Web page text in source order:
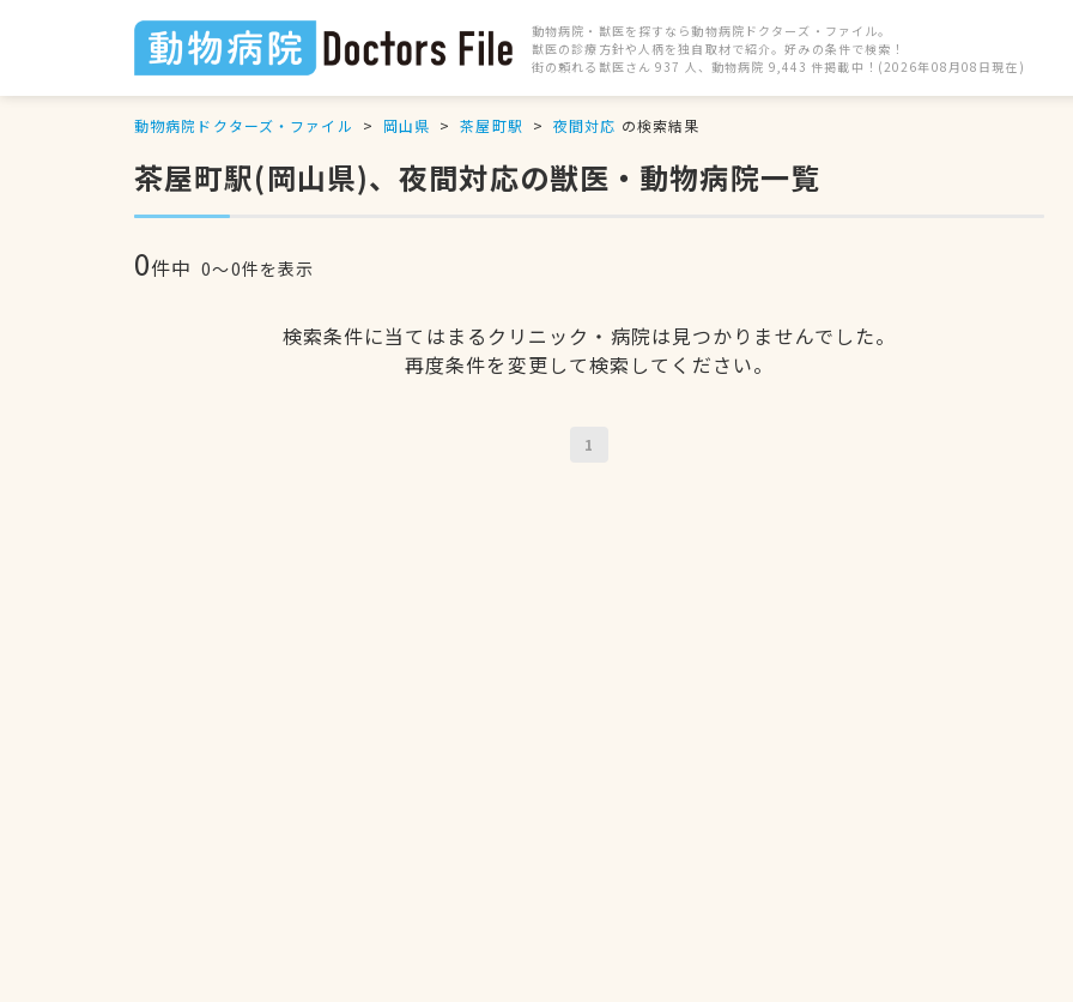
動物病院・獣医を探すなら動物病院ドクターズ・ファイル。
獣医の診療方針や人柄を独自取材で紹介。好みの条件で検索！
街の頼れる獣医さん 937 人、動物病院 9,443 件掲載中！(2026年08月08日現在)
動物病院ドクターズ・ファイル 岡山県 茶屋町駅 夜間対応 の検索結果
茶屋町駅(岡山県)、夜間対応の獣医・動物病院一覧
0件中 0〜0件を表示
検索条件に当てはまるクリニック・病院は見つかりませんでした。
再度条件を変更して検索してください。
1